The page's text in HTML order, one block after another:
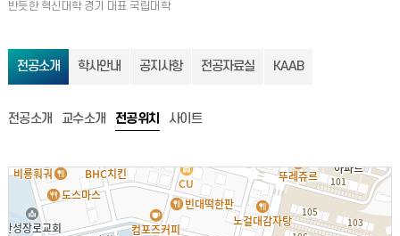
전공소개 학사안내 공지사항 전공자료실 KAAB
전공소개 교수소개 전공위치 사이트